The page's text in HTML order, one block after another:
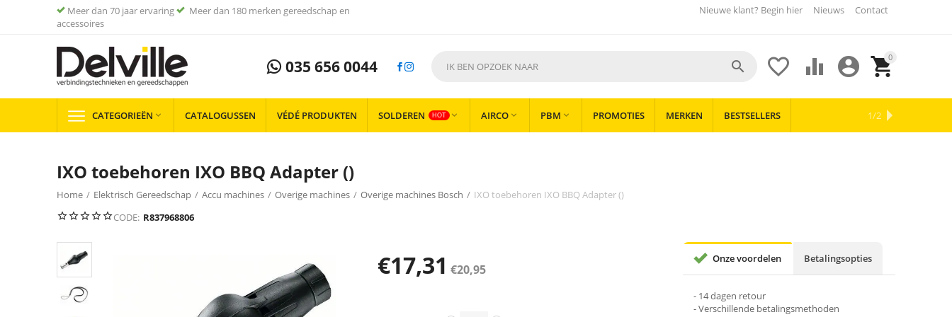
Meer dan 70 jaar ervaring
Meer dan 180 merken gereedschap en
accessoires
Nieuwe klant? Begin hier Nieuws Contact
035 656 0044 0


 

CATEGORIEËN  CATALOGUSSEN VÉDÉ PRODUKTEN SOLDEREN HOT  AIRCO  PBM  PROMOTIES MERKEN BESTSELLERS 1/2
IXO toebehoren IXO BBQ Adapter ()
Home / Elektrisch Gereedschap / Accu machines / Overige machines / Overige machines Bosch / IXO toebehoren IXO BBQ Adapter ()
CODE: R837968806
€17,31 €20,95
Onze voordelen Betalingsopties
- 14 dagen retour
- Verschillende betalingsmethoden